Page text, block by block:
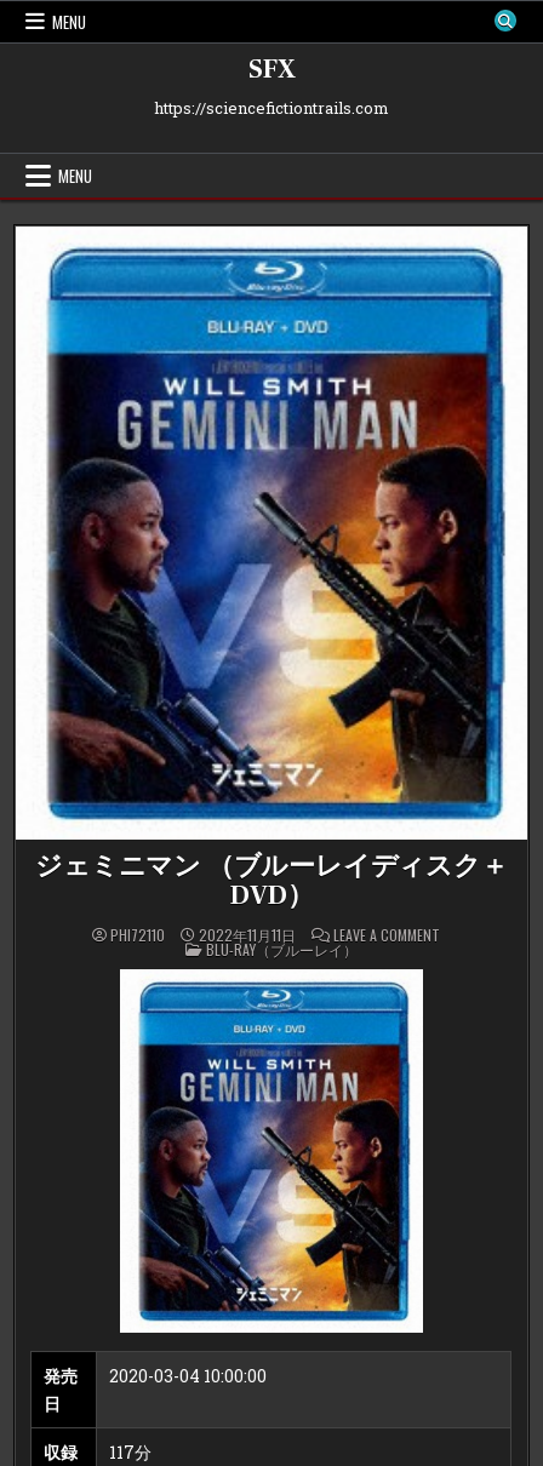
Skip
MENU
SFX
https://sciencefictiontrails.com
MENU
ジェミニマン （ブルーレイディスク＋
DVD）
PHI72110 2022年11月11日 LEAVE A COMMENTON
POSTED
IN
BLU-RAY（ブルーレイ）
発売
日
2020-03-04 10:00:00
収録
117分